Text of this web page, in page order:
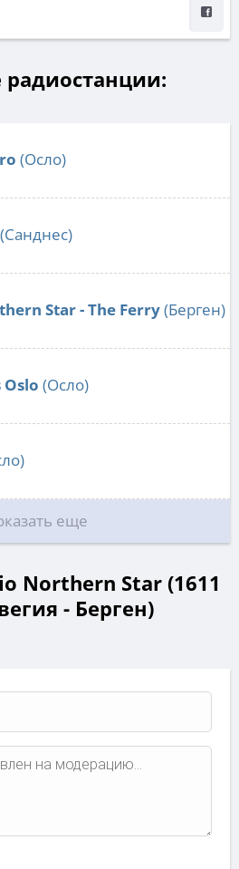
(Осло)
(Санднес)
Star - The Ferry(Берген)
Oslo (Осло)
еще
Northern Star (1611
- Берген)